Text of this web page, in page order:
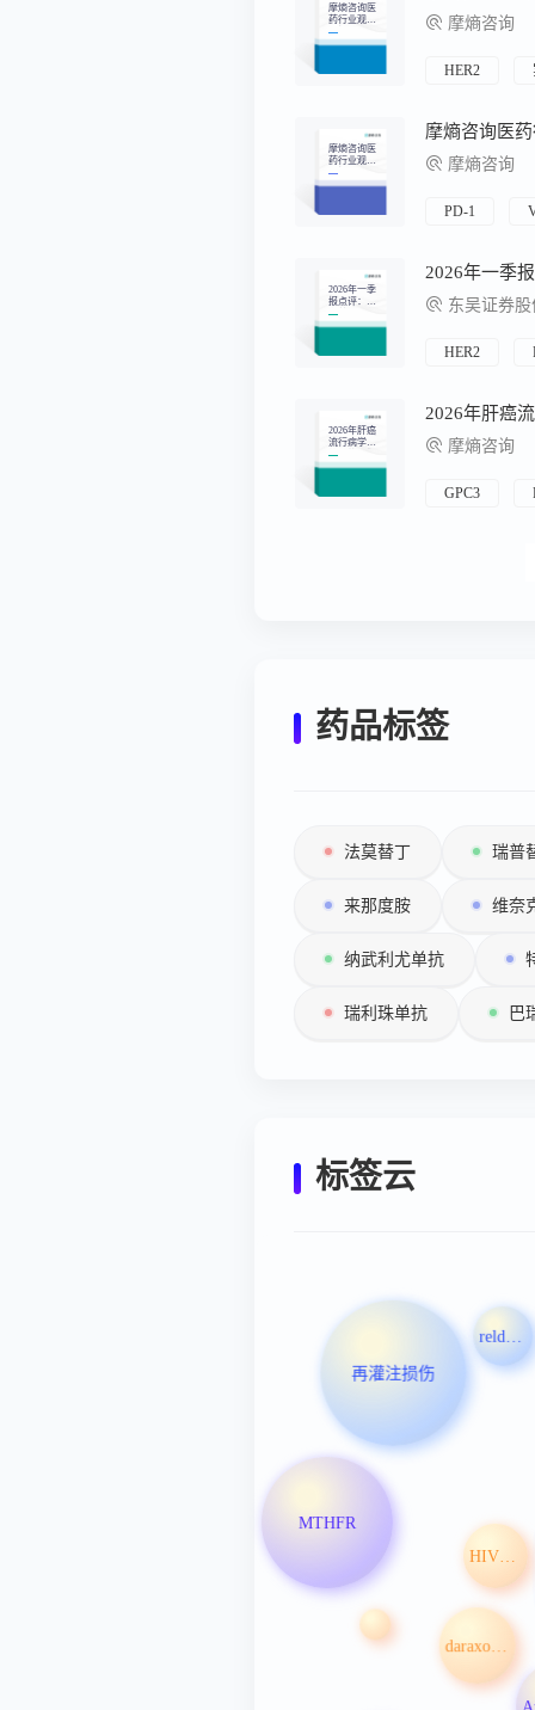
摩熵咨询医
药行业观察
周报（2026.
06.29-2026.0
摩熵咨询
HER2
摩熵咨询医
药行业观察
周报（2026.
05.11-2026.0
摩熵咨询
PD-1
2026年一季
报点评：泽
布替尼引领
增长，聚焦
东吴证券
HER2
2026年肝癌
流行病学趋
势及热门靶
点药物市场
摩熵咨询
GPC3
药品标签
法莫替丁 瑞普
来那度胺 维奈
纳武利尤单抗
瑞利珠单抗 巴
标签云
daraxonrasib
MTHFR
reldesemtiv
再灌注损伤